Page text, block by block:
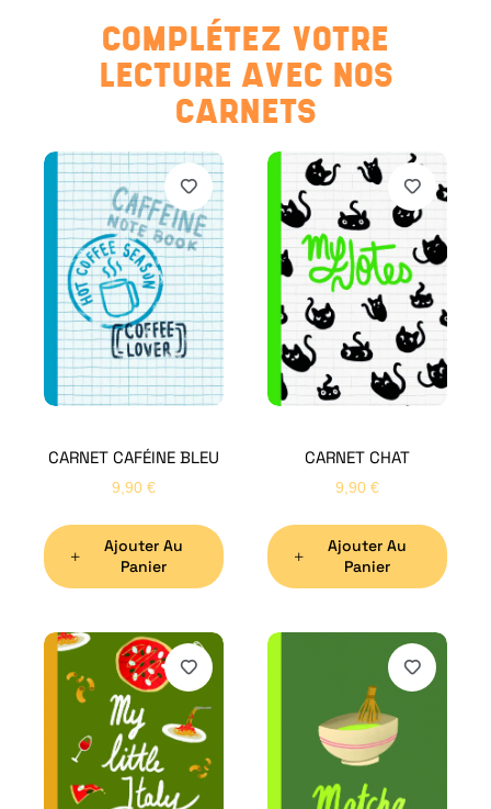
COMPLÉTEZ VOTRE
LECTURE AVEC NOS
CARNETS
CARNET CAFÉINE BLEU
9,90 €
Ajouter Au
Panier
CARNET CHAT
9,90 €
Ajouter Au
Panier